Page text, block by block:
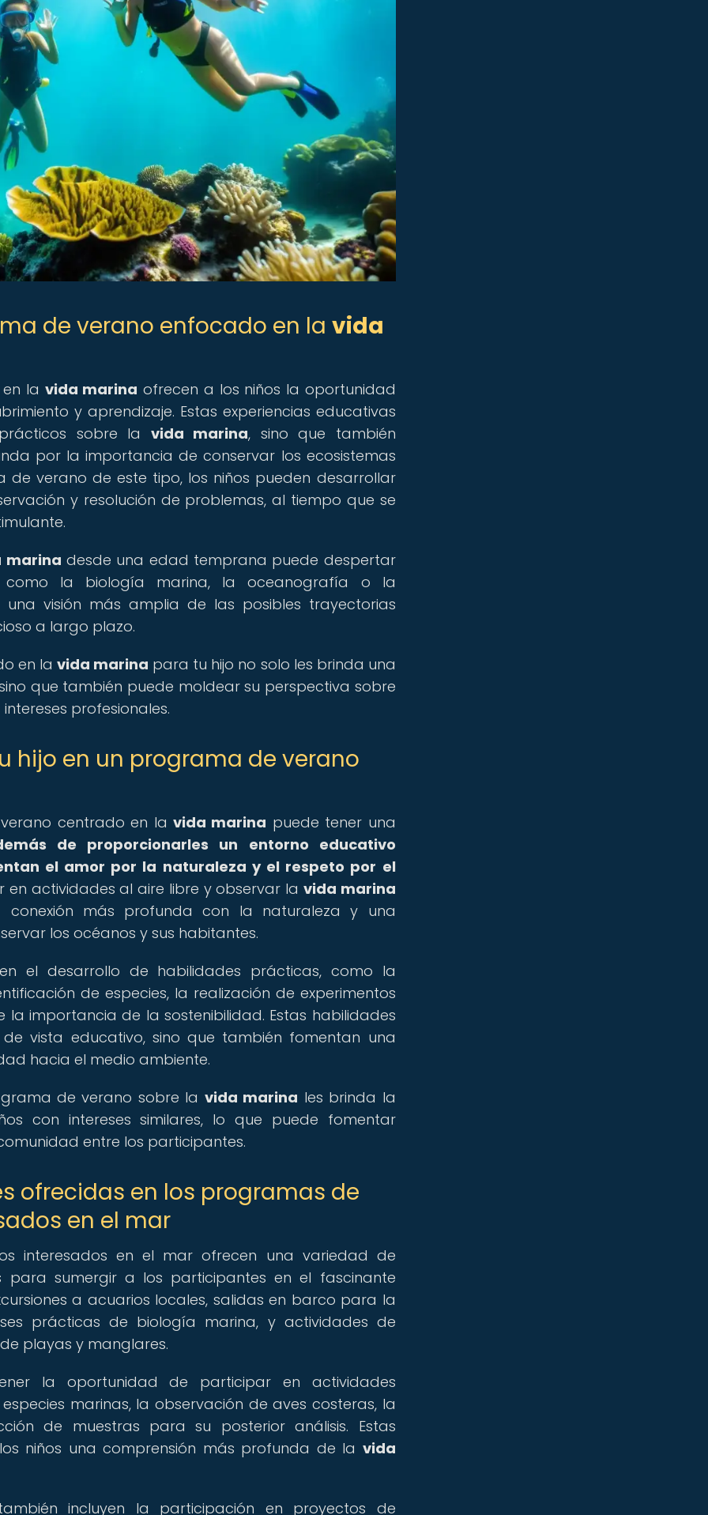
de verano enfocado en la vida
la vida marina ofrecen a los niños la oportunidad
y aprendizaje. Estas experiencias educativas
sobre la vida marina, sino que también
por la importancia de conservar los ecosistemas
verano de este tipo, los niños pueden desarrollar
y resolución de problemas, al tiempo que se
marina desde una edad temprana puede despertar
como la biología marina, la oceanografía o la
una visión más amplia de las posibles trayectorias
a largo plazo.
en lavida marina para tu hijo no solo les brinda una
que también puede moldear su perspectiva sobre
profesionales.
hijo en un programa de verano
centrado en la vida marina puede tener una
de proporcionarles un entorno educativo
el amor por la naturaleza y el respeto por el
actividades al aire libre y observar la vida marina
conexión más profunda con la naturaleza y una
los océanos y sus habitantes.
el desarrollo de habilidades prácticas, como la
de especies, la realización de experimentos
la importancia de la sostenibilidad. Estas habilidades
vista educativo, sino que también fomentan una
hacia el medio ambiente.
de verano sobre la vida marina les brinda la
con intereses similares, lo que puede fomentar
entre los participantes.
ofrecidas en los programas de
en el mar
interesados en el mar ofrecen una variedad de
para sumergir a los participantes en el fascinante
a acuarios locales, salidas en barco para la
prácticas de biología marina, y actividades de
playas y manglares.
la oportunidad de participar en actividades
marinas, la observación de aves costeras, la
de muestras para su posterior análisis. Estas
niños una comprensión más profunda de la vida
incluyen la participación en proyectos de